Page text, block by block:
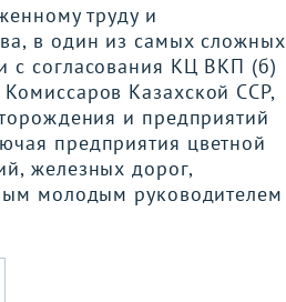
труду и
в один из самых сложных
с согласования КЦ ВКП (б)
Казахской ССР,
и предприятий
предприятия цветной
железных дорог,
молодым руководителем